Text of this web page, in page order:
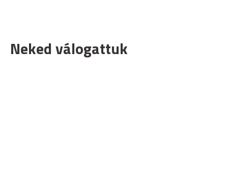
Neked válogattuk